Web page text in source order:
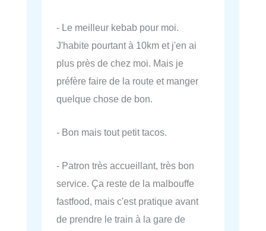
- Le meilleur kebab pour moi.
J'habite pourtant à 10km et j'en ai
plus près de chez moi. Mais je
préfère faire de la route et manger
quelque chose de bon.
- Bon mais tout petit tacos.
- Patron très accueillant, très bon
service. Ça reste de la malbouffe
fastfood, mais c'est pratique avant
de prendre le train à la gare de